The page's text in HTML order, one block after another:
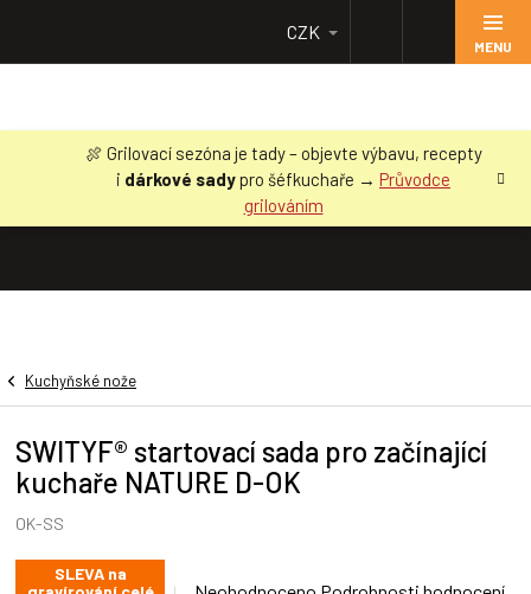
obsah
🍖 Grilovací sezóna je tady – objevte výbavu, recepty
i dárkové sadypro šéfkuchaře → Průvodce
grilováním
CZK
Kuchyňské nože
SWITYF® startovací sada pro začínající
kuchaře NATURE D-OK
OK-SS
SLEVA na
Průměrné